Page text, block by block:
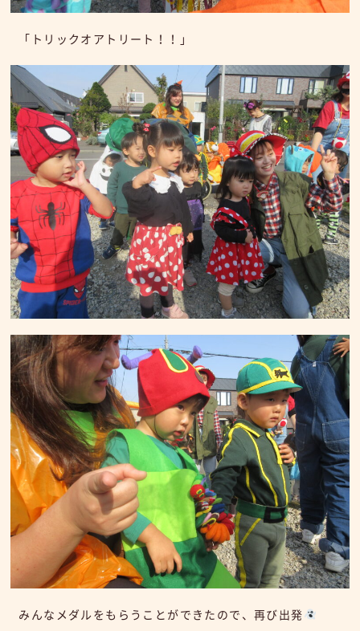
「トリックオアトリート！！」
みんなメダルをもらうことができたので、再び出発